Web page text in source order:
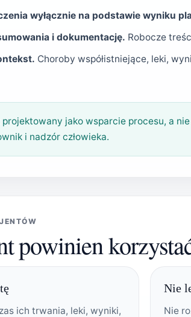
wyłącznie na podstawie wyniku
i dokumentację. Robocze
Choroby współistniejące, leki,
projektowany jako wsparcie procesu, a
i nadzór człowieka.
powinien
ich trwania, leki, wyniki,
Nie
Nie